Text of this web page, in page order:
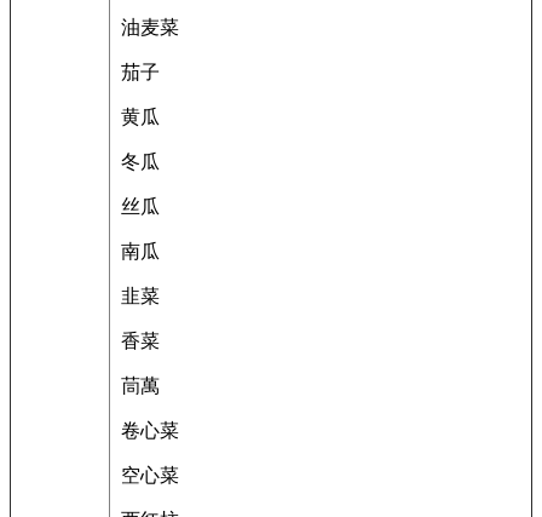
油麦菜
茄子
黄瓜
冬瓜
丝瓜
南瓜
韭菜
香菜
茼萬
卷心菜
空心菜